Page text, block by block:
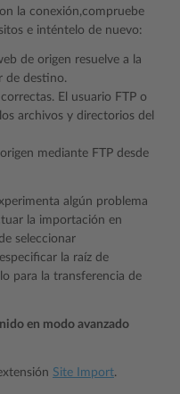
la conexión,compruebe
e inténtelo de nuevo:
de origen resuelve a la
de destino.
El usuario FTP o
archivos y directorios del
mediante FTP desde
algún problema
la importación en
seleccionar
la raíz de
para la transferencia de
en modo avanzado
Site Import.